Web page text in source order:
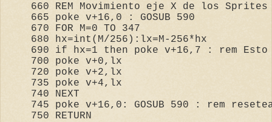
660 REM Movimiento eje X de los Sprites
665
poke v+16, 0 : GOSUB
590
670
FOR M=0 TO
347
680 hx=int (M/256 ):lx=M- 256*hx
690
if hx=1 then poke v+16, 7 : rem Esto
700
poke v+0,lx
720
poke v+2,lx
735
poke v+4,lx
740
NEXT
745
poke v+16, 0 : GOSUB 590 : rem
750
RETURN